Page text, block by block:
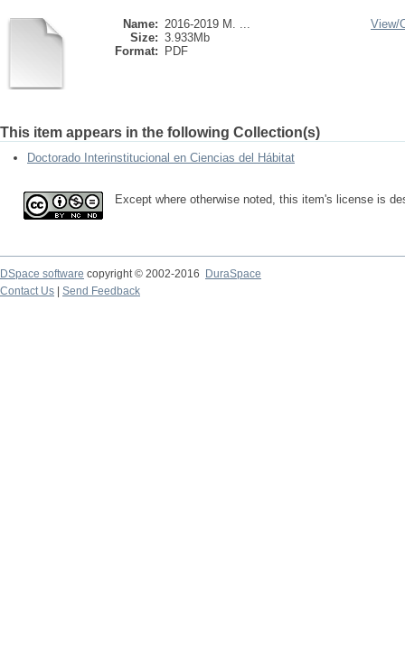
Name: 2016-2019 M. ...
Size: 3.933Mb
Format:
PDF
View/
This item appears in the following Collection(s)
Doctorado Interinstitucional en Ciencias del Hábitat
Except where otherwise noted, this item's license is
DSpace software copyright © 2002-2016
DuraSpace
Contact Us
Send Feedback